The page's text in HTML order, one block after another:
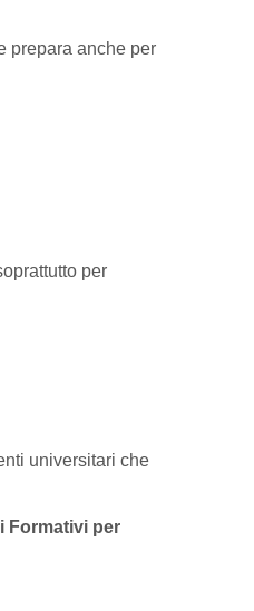
prepara anche per
per
universitari che
Formativi per